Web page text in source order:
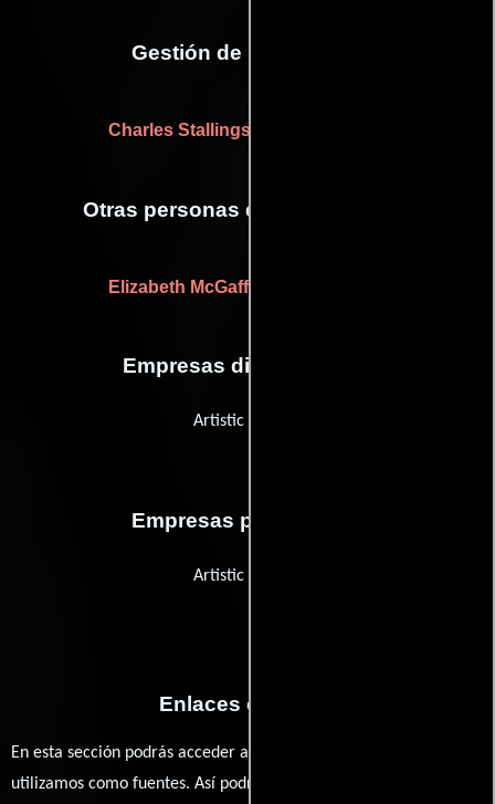
Gestión de producción
Charles Stallings
Otras personas que participaron
Elizabeth McGaffey
Empresas distribuidoras
Artistic License
Empresas productoras
Artistic License
Enlaces externos
En esta sección podrás acceder a los recursos externos que
utilizamos como fuentes. Así podrás chequear toda la